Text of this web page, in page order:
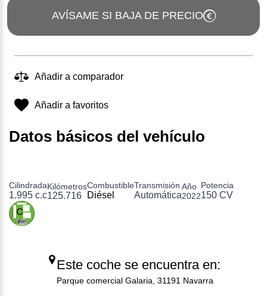
AVÍSAME SI BAJA DE PRECIO
Añadir a comparador
Añadir a favoritos
Datos básicos del vehículo
Cilindrada
1.995 c.c
Kilómetros
125.716
Combustible
Diésel
Transmisión
Automática
Año
2022
Potencia
150 CV
Este coche se encuentra en:
Parque comercial Galaria, 31191 Navarra